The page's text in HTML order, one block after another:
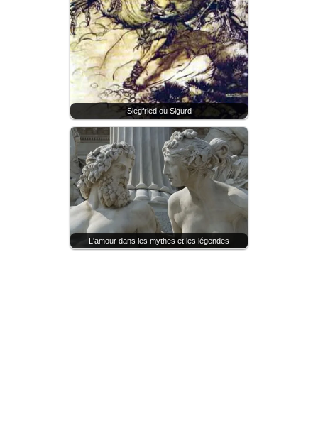
Siegfried ou Sigurd
L'amour dans les mythes et les légendes